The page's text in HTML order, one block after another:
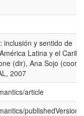
inclusión y sentido de
Latina y el
(dir), Ana Sojo
2007
article
publishedVersion